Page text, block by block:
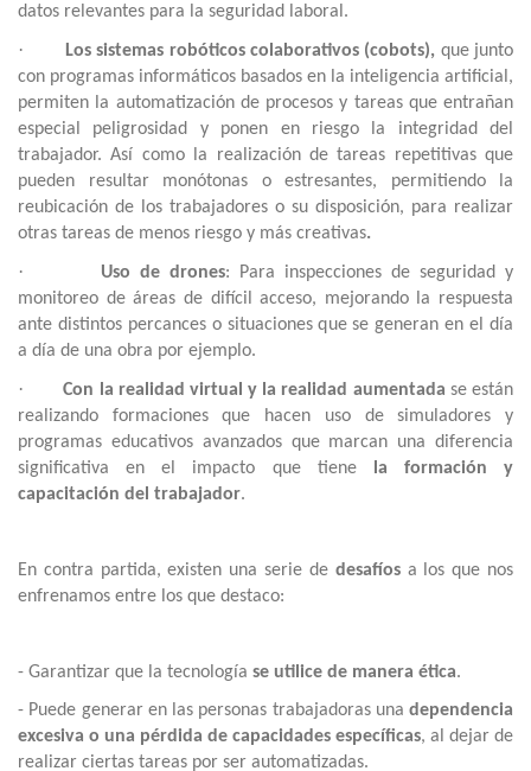
datos relevantes para la seguridad laboral.
· Los sistemas robóticos colaborativos (cobots), que junto
con programas informáticos basados en la inteligencia artificial,
permiten la automatización de procesos y tareas que entrañan
especial peligrosidad y ponen en riesgo la integridad del
trabajador. Así como la realización de tareas repetitivas que
pueden resultar monótonas o estresantes, permitiendo la
reubicación de los trabajadores o su disposición, para realizar
otras tareas de menos riesgo y más creativas.
· Uso de drones: Para inspecciones de seguridad y
monitoreo de áreas de difícil acceso, mejorando la respuesta
ante distintos percances o situaciones que se generan en el día
a día de una obra por ejemplo.
· Con la realidad virtual y la realidad aumentada se están
realizando formaciones que hacen uso de simuladores y
programas educativos avanzados que marcan una diferencia
significativa en el impacto que tiene
la formación y
capacitación del trabajador.
En contra partida, existen una serie dedesafíosa los que nos
enfrenamos entre los que destaco:
- Garantizar que la tecnología se utilice de manera ética.
- Puede generar en las personas trabajadoras una dependencia
excesiva o una pérdida de capacidades específicas, al dejar de
realizar ciertas tareas por ser automatizadas.